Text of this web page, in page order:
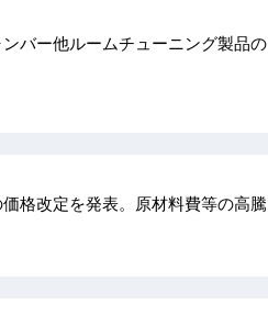
バー他ルームチューニング製品の
格改定を発表。原材料費等の高騰